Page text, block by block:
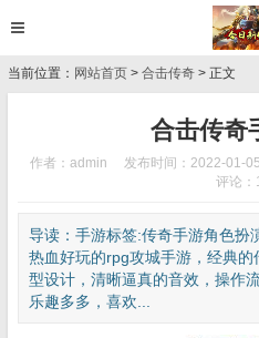
当前位置： 网站首页 > 合击传奇 > 正文
合击传奇
作者：admin 发布时间：2022-01-05
评论：
导读：手游标签:传奇手游角色扮
热血好玩的rpg攻城手游，经典
型设计，清晰逼真的音效，操作
乐趣多多，喜欢...